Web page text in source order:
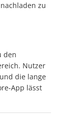
zu
den
Nutzer
die lange
App lässt